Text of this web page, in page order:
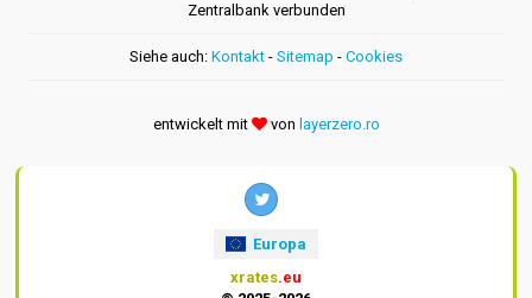
Zentralbank verbunden
Siehe auch: Kontakt - Sitemap - Cookies
entwickelt mit von layerzero.ro
Europa
xrates.eu